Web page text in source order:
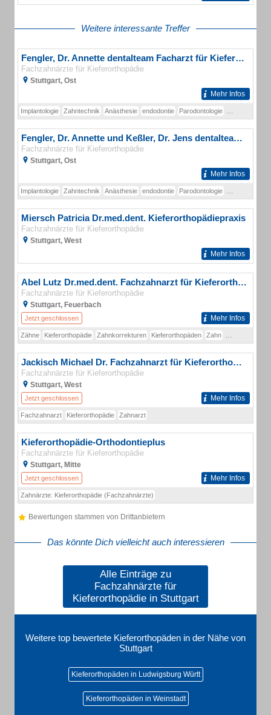
Weitere interessante Treffer
Fengler, Dr. Annette dentalteam Facharzt für Kieferorthopädie
Fachzahnärzte für Kieferorthopädie
Stuttgart, Ost
Mehr Infos
Implantologie Zahntechnik Anästhesie endodontie Parodontologie
Fengler, Dr. Annette und Keßler, Dr. Jens dentalteam Facharzt für Kieferorthopädie
Fachzahnärzte für Kieferorthopädie
Stuttgart, Ost
Mehr Infos
Implantologie Zahntechnik Anästhesie endodontie Parodontologie
Miersch Patricia Dr.med.dent. Kieferorthopädiepraxis
Fachzahnärzte für Kieferorthopädie
Stuttgart, West
Mehr Infos
Abel Lutz Dr.med.dent. Fachzahnarzt für Kieferorthopädie
Fachzahnärzte für Kieferorthopädie
Stuttgart, Feuerbach
Jetzt geschlossen Mehr Infos
Zähne Kieferorthopädie Zahnkorrekturen Kieferorthopäden Zahn
Jackisch Michael Dr. Fachzahnarzt für Kieferorthopädie
Fachzahnärzte für Kieferorthopädie
Stuttgart, West
Jetzt geschlossen Mehr Infos
Fachzahnarzt Kieferorthopädie Zahnarzt
Kieferorthopädie-Orthodontieplus
Fachzahnärzte für Kieferorthopädie
Stuttgart, Mitte
Jetzt geschlossen Mehr Infos
Zahnärzte: Kieferorthopädie (Fachzahnärzte)
Bewertungen stammen von Drittanbietern
Das könnte Dich vielleicht auch interessieren
Alle Einträge zu
Fachzahnärzte für
Kieferorthopädie in Stuttgart
Weitere top bewertete Kieferorthopäden in der Nähe von
Stuttgart
Kieferorthopäden in Ludwigsburg Württ
Kieferorthopäden in Weinstadt